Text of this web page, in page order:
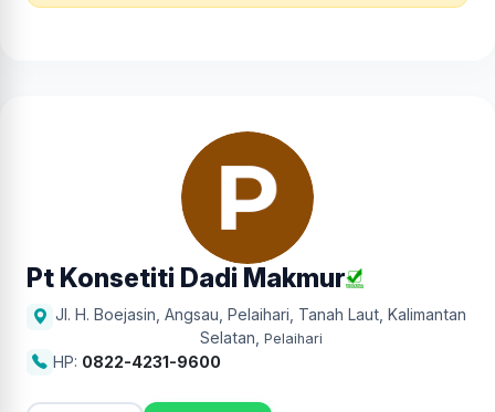
Pt Konsetiti Dadi Makmur
Jl. H. Boejasin, Angsau, Pelaihari, Tanah Laut, Kalimantan
Selatan Pelaihari
HP: 0822-4231-9600